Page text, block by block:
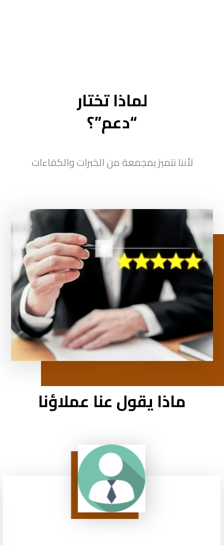
لماذا تختار
“دعم”؟
لأننا نتميز بمجمعة من الخبرات والكفاءات
ماذا يقول عنا عملاؤنا